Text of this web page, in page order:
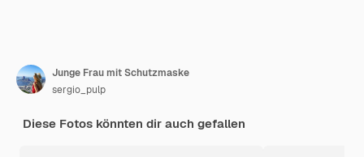
Junge Frau mit Schutzmaske
sergio_pulp
Diese Fotos könnten dir auch gefallen